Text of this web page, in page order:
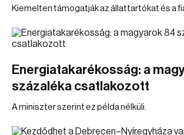
Kiemelten támogatják az állattartókat és a
Energiatakarékosság: a
százaléka csatlakozott
A miniszter szerint ez példa nélküli.